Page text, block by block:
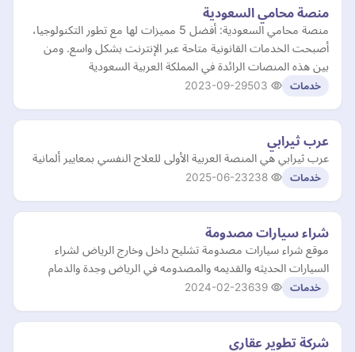
منصة محامي السعودية
منصة محامي السعودية: أفضل 5 مميزات لها مع تطور التكنولوجيا،
أصبحت الخدمات القانونية متاحة عبر الإنترنت بشكل واسع. ومن
بين هذه المنصات الرائدة في المملكة العربية السعودية
خدمات 2023-09-29
عرب ثيرابي
عرب ثيرابي هي المنصة العربية الأولى للعلاج النفسي بمعايير ألمانية
خدمات 2025-06-23
شراء سيارات مصدومة
موقع شراء سيارات مصدومة تشليح داخل وخارج الرياض لشراء
السيارات الحديثه والقديمه والمصدومه في الرياض وجدة والدمام
خدمات 2024-02-23
شركة تطوير عقاري